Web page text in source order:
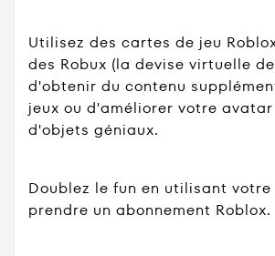
Utilisez des cartes de jeu
des Robux (la devise virtuelle
d'obtenir du contenu
jeux ou d'améliorer votre
d'objets géniaux.
Doublez le fun en utilisant
prendre un abonnement Roblox.